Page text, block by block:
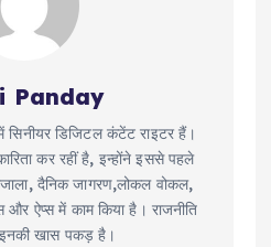
Panday
सिनीयर डिजिटल कंटेंट राइटर हैं।
कर रहीं है, इन्होंने इससे पहले
दैनिक जागरण,लोकल वोकल,
ऐप्स में काम किया है। राजनीति
खास पकड़ है।